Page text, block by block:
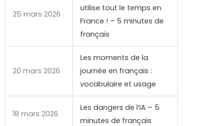
25 mars 2026
utilise tout le temps en
France ! – 5 minutes de
français
20 mars 2026
Les moments de la
journée en français :
vocabulaire et usage
18 mars 2026
Les dangers de l’IA – 5
minutes de français